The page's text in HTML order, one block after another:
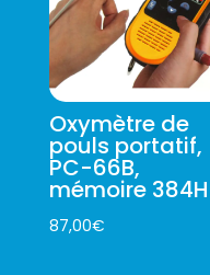
Oxymètre de
pouls portatif,
PC-66B,
mémoire 384H
87,00€